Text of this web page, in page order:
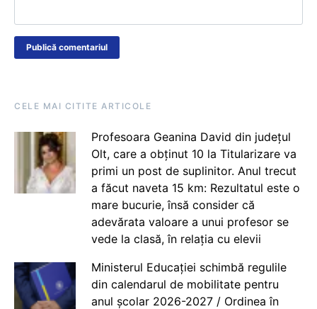
CELE MAI CITITE ARTICOLE
Profesoara Geanina David din județul
Olt, care a obținut 10 la Titularizare va
primi un post de suplinitor. Anul trecut
a făcut naveta 15 km: Rezultatul este o
mare bucurie, însă consider că
adevărata valoare a unui profesor se
vede la clasă, în relația cu elevii
Ministerul Educației schimbă regulile
din calendarul de mobilitate pentru
anul școlar 2026-2027 / Ordinea în